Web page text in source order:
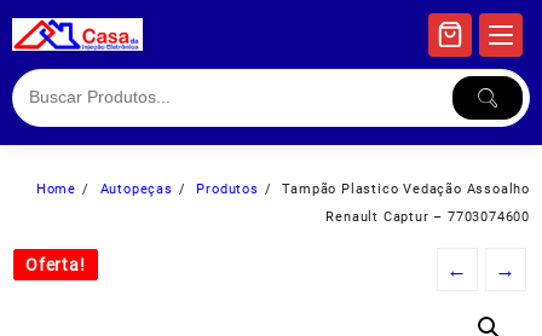
to
Home Autopeças Produtos
Tampão Plastico Vedação Assoalho
Renault Captur – 7703074600
Oferta! ← →
Oferta!